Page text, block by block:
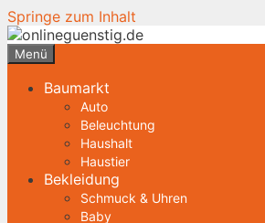
Springe zum Inhalt
Menü
Baumarkt
Auto
Beleuchtung
Haushalt
Haustier
Bekleidung
Schmuck & Uhren
Baby